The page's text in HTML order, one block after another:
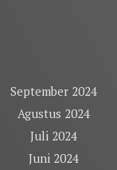
September 2024
Agustus 2024
Juli 2024
Juni 2024